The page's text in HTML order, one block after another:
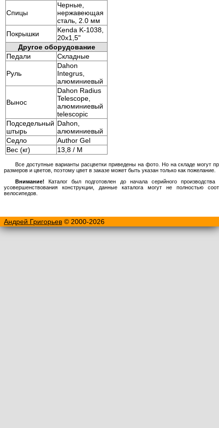
Спицы
Черные,
нержавеющая
сталь, 2.0 мм
Покрышки
Kenda K-1038,
20x1,5"
Другое оборудование
Педали
Складные
Руль
Dahon
Integrus,
алюминиевый
Вынос
Dahon Radius
Telescope,
алюминиевый
telescopic
Подседельный
штырь
Dahon,
алюминиевый
Седло
Author Gel
Вес (кг)
13,8 / M
Все доступные варианты расцветки приведены на фото. Но на складе могут
размеров и цветов, поэтому цвет в заказе может быть указан только как пожелание.
Внимание!
Каталог был подготовлен до начала серийного производства
усовершенствования конструкции, данные каталога могут не полностью
велосипедов.
Андрей Григорьев © 2000-2026